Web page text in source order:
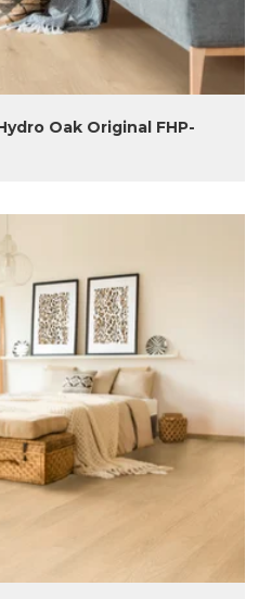
Oak Original FHP-